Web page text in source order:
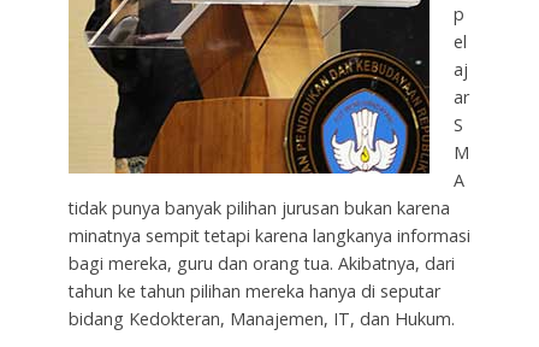
p
el
aj
ar
S
M
A
tidak punya banyak pilihan jurusan bukan karena
minatnya sempit tetapi karena langkanya informasi
bagi mereka, guru dan orang tua. Akibatnya, dari
tahun ke tahun pilihan mereka hanya di seputar
bidang Kedokteran, Manajemen, IT, dan Hukum.